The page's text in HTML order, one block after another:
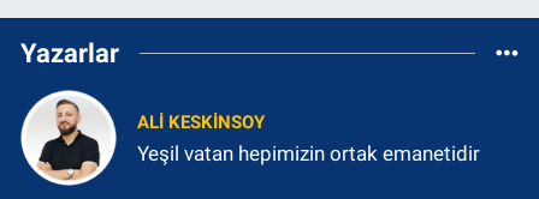
Yazarlar
ALI KESKINSOY
Yeşil vatan hepimizin ortak emanetidir